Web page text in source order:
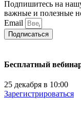
Подпишитесь на
важные и полезные
Email
Подписаться
Бесплатный
25 декабря в 10:00
Зарегистрироваться